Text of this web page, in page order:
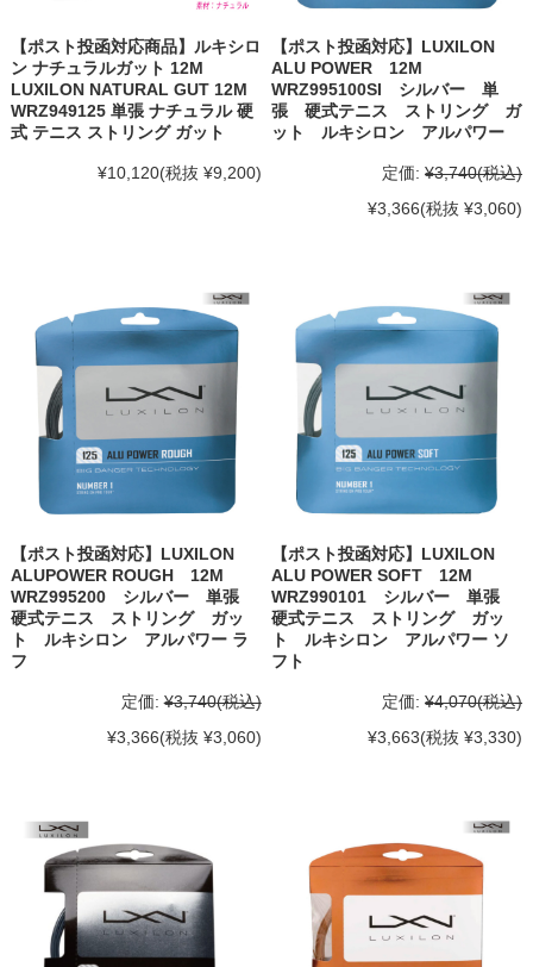
【ポスト投函対応商品】ルキシロ
ン ナチュラルガット 12M
LUXILON NATURAL GUT 12M
WRZ949125 単張 ナチュラル 硬
式 テニス ストリング ガット
¥10,120(税抜 ¥9,200)
【ポスト投函対応】LUXILON
ALU POWER 12M
WRZ995100SI シルバー 単
張 硬式テニス ストリング ガ
ット ルキシロン アルパワー
定価: ¥3,740(税込)
¥3,366(税抜 ¥3,060)
【ポスト投函対応】LUXILON
ALUPOWER ROUGH 12M
WRZ995200 シルバー 単張
硬式テニス ストリング ガッ
ト ルキシロン アルパワー ラ
フ
定価: ¥3,740(税込)
¥3,366(税抜 ¥3,060)
【ポスト投函対応】LUXILON
ALU POWER SOFT 12M
WRZ990101 シルバー 単張
硬式テニス ストリング ガッ
ト ルキシロン アルパワー ソ
フト
定価: ¥4,070(税込)
¥3,663(税抜 ¥3,330)